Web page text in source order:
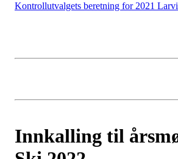
Kontrollutvalgets beretning for 2021
Innkalling til